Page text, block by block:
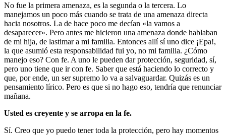
No fue la primera amenaza, es la segunda o la tercera. Lo
manejamos un poco más cuando se trata de una amenaza directa
hacia nosotros. La de hace poco me decían «la vamos a
desaparecer». Pero antes me hicieron una amenaza donde hablaban
de mi hija, de lastimar a mi familia. Entonces allí sí uno dice ¡Epa!,
la que asumió esta responsabilidad fui yo, no mi familia. ¿Cómo
manejo eso? Con fe. A uno le pueden dar protección, seguridad, sí,
pero uno tiene que ir con fe. Saber que está haciendo lo correcto y
que, por ende, un ser supremo lo va a salvaguardar. Quizás es un
pensamiento lírico. Pero es que si no hago eso, tendría que renunciar
mañana.
Usted es creyente y se arropa en la fe.
Sí. Creo que yo puedo tener toda la protección, pero hay momentos